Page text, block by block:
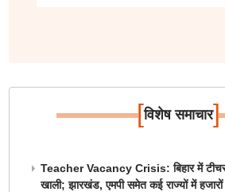
[विशेष समाचार]
Teacher Vacancy Crisis: बिहार में
खाली; झारखंड, एमपी समेत कई राज्यों में